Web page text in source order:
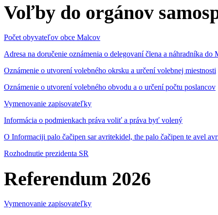
Voľby do orgánov
Počet obyvateľov obce Malcov
Adresa na doručenie oznámenia o delegovaní člena a náhradníka
Oznámenie o utvorení volebného okrsku a určení volebnej miestnosti
Oznámenie o utvorení volebného obvodu a o určení počtu poslancov
Vymenovanie zapisovateľky
Informácia o podmienkach práva voliť a práva byť volený
O Informaciji palo čačipen sar avritekidel, the palo čačipen te avel
Rozhodnutie prezidenta SR
Referendum 2026
Vymenovanie zapisovateľky